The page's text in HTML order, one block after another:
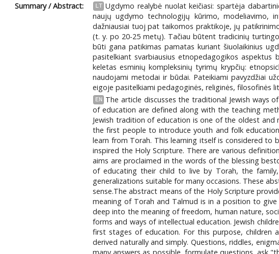
Summary / Abstract: LT Ugdymo realybė nuolat keičiasi: spartėja
naujų ugdymo technologijų kūrimo, modeliavimo,
dažniausiai tuoj pat taikomos praktikoje, jų
(t. y. po 20-25 metų). Tačiau būtent tradicinių
būti gana patikimas pamatas kuriant šiuolaikinius
pasitelkiant svarbiausius etnopedagogikos aspektus
keletas esminių kompleksinių tyrimų krypčių:
naudojami metodai ir būdai. Pateikiami pavyzdžiai
eigoje pasitelkiami pedagoginės, religinės, filosofinės
EN
The article discusses the traditional Jewish ways
of education are defined along with the teaching
Jewish tradition of education is one of the oldest
the first people to introduce youth and folk
learn from Torah. This learning itself is considered
inspired the Holy Scripture. There are various
aims are proclaimed in the words of the blessing
of educating their child to live by Torah, the
generalizations suitable for many occasions. These
sense.The abstract means of the Holy Scripture
meaning of Torah and Talmud is in a position to give
deep into the meaning of freedom, human nature,
forms and ways of intellectual education. Jewish
first stages of education. For this purpose, children
derived naturally and simply. Questions, riddles,